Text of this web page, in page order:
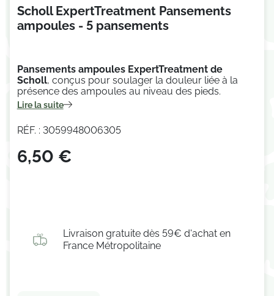
Scholl ExpertTreatment Pansements
ampoules - 5 pansements
Pansements ampoules ExpertTreatment de
Scholl, conçus pour soulager la douleur liée à la
présence des ampoules au niveau des pieds.
Lire la suite
RÉF. : 3059948006305
6,50 €
Livraison gratuite dès 59€ d'achat en
France Métropolitaine